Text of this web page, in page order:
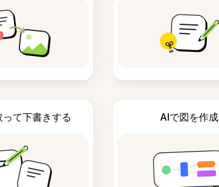
って下書きする AIで図を作成